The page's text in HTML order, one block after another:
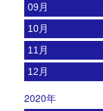
09月
10月
11月
12月
2020年